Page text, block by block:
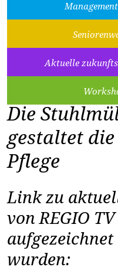
Aktuelle
Die
gestaltet
Pflege
Link zu
von REGIO
aufgezeichnet
wurden: